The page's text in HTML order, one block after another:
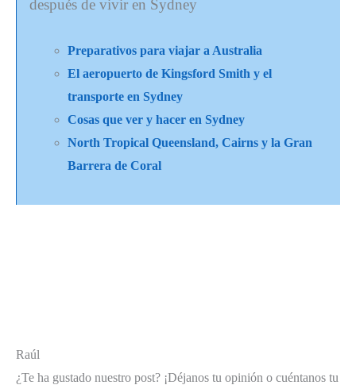
después de vivir en Sydney
Preparativos para viajar a Australia
El aeropuerto de Kingsford Smith y el
transporte en Sydney
Cosas que ver y hacer en Sydney
North Tropical Queensland, Cairns y la Gran
Barrera de Coral
Raúl
¿Te ha gustado nuestro post? ¡Déjanos tu opinión o cuéntanos tu